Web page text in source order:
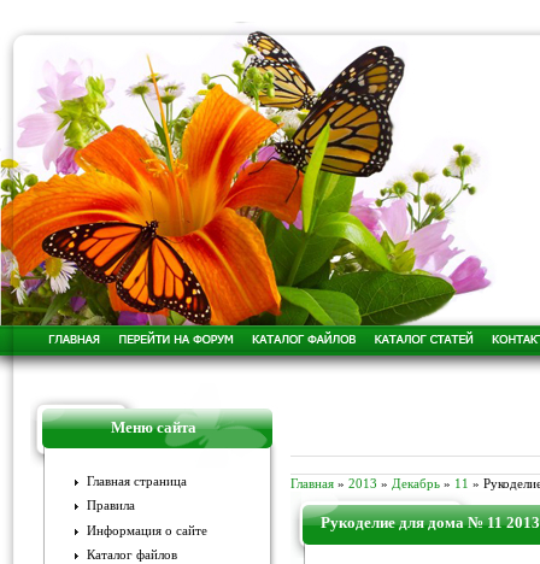
Меню сайта
Главная страница
Правила
Информация о сайте
Каталог файлов
Главная » 2013 » Декабрь » 11 »
Рукоделие для дома № 11 2013